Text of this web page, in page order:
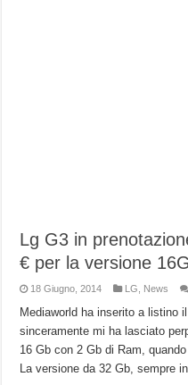
Lg G3 in
€ per la versione
18 Giugno, 2014 LG News
Mediaworld ha inserito a listino
sinceramente mi ha lasciato
16 Gb con 2 Gb di Ram,
La versione da 32 Gb, sempre